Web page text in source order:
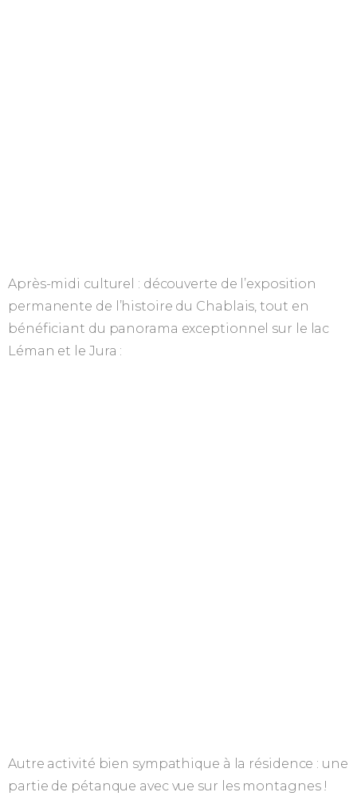
Après-midi culturel : découverte de l’exposition
permanente de l’histoire du Chablais, tout en
bénéficiant du panorama exceptionnel sur le lac
Léman et le Jura :
Autre activité bien sympathique à la résidence : une
partie de pétanque avec vue sur les montagnes !